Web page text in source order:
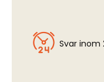
Svar inom